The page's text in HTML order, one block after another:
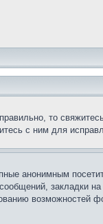
то
с ним для
анонимным
закладки